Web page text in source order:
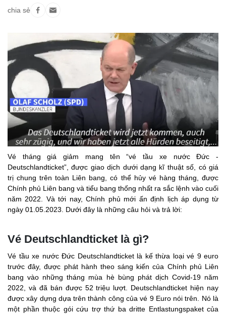
chia sẻ
Vé tháng giá giảm mang tên “vé tầu xe nước Đức -
Deutschlandticket”, được giao dịch dưới dạng kĩ thuật số, có giá
trị chung trên toàn Liên bang, có thể hủy vé hàng tháng, được
Chính phủ Liên bang và tiểu bang thống nhất ra sắc lệnh vào cuối
năm 2022. Và tới nay, Chính phủ mới ấn định lịch áp dụng từ
ngày 01.05.2023. Dưới đây là những câu hỏi và trả lời:
Vé Deutschlandticket là gì?
Vé tầu xe nước Đức Deutschlandticket là kế thừa loại vé 9 euro
trước đây, được phát hành theo sáng kiến ​​của Chính phủ Liên
bang vào những tháng mùa hè bùng phát dịch Covid-19 năm
2022, và đã bán được 52 triệu lượt. Deutschlandticket hiện nay
được xây dựng dựa trên thành công của vé 9 Euro nói trên. Nó là
một phần thuộc gói cứu trợ thứ ba dritte Entlastungspaket của